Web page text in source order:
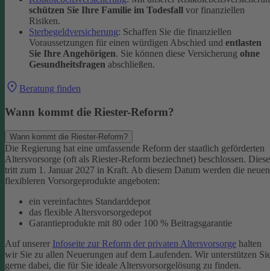
schützen Sie Ihre Familie im Todesfall vor finanziellen
Risiken.
Sterbegeldversicherung: Schaffen Sie die finanziellen
Voraussetzungen für einen würdigen Abschied und entlasten
Sie Ihre Angehörigen. Sie können diese Versicherung ohne
Gesundheitsfragen abschließen.
Beratung finden
Wann kommt die Riester-Reform?
Wann kommt die Riester-Reform?
Die Regierung hat eine umfassende Reform der staatlich geförderten
Altersvorsorge (oft als Riester-Reform beziechnet) beschlossen. Diese
tritt zum 1. Januar 2027 in Kraft. Ab diesem Datum werden die
flexibleren Vorsorgeprodukte angeboten:
ein vereinfachtes Standarddepot
das flexible Altersvorsorgedepot
Garantieprodukte mit 80 oder 100 % Beitragsgarantie
Auf unserer Infoseite zur Reform der privaten Altersvorsorge halten
wir Sie zu allen Neuerungen auf dem Laufenden. Wir unterstützen
gerne dabei, die für Sie ideale Altersvorsorgelösung zu finden.